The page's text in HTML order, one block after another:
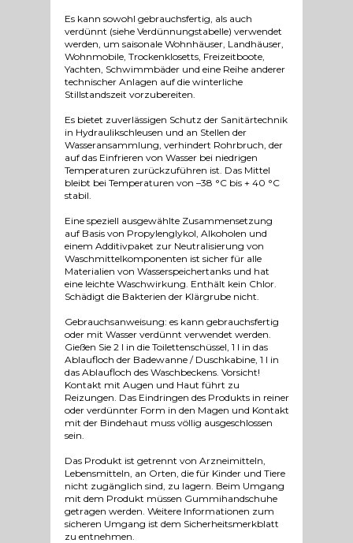
Es kann sowohl gebrauchsfertig, als auch
verdünnt (siehe Verdünnungstabelle) verwendet
werden, um saisonale Wohnhäuser, Landhäuser,
Wohnmobile, Trockenklosetts, Freizeitboote,
Yachten, Schwimmbäder und eine Reihe anderer
technischer Anlagen auf die winterliche
Stillstandszeit vorzubereiten.
Es bietet zuverlässigen Schutz der Sanitärtechnik
in Hydraulikschleusen und an Stellen der
Wasseransammlung, verhindert Rohrbruch, der
auf das Einfrieren von Wasser bei niedrigen
Temperaturen zurückzuführen ist. Das Mittel
bleibt bei Temperaturen von –38 °C bis + 40 °C
stabil.
Eine speziell ausgewählte Zusammensetzung
auf Basis von Propylenglykol, Alkoholen und
einem Additivpaket zur Neutralisierung von
Waschmittelkomponenten ist sicher für alle
Materialien von Wasserspeichertanks und hat
eine leichte Waschwirkung. Enthält kein Chlor.
Schädigt die Bakterien der Klärgrube nicht.
Gebrauchsanweisung: es kann gebrauchsfertig
oder mit Wasser verdünnt verwendet werden.
Gießen Sie 2 l in die Toilettenschüssel, 1 l in das
Ablaufloch der Badewanne / Duschkabine, 1 l in
das Ablaufloch des Waschbeckens. Vorsicht!
Kontakt mit Augen und Haut führt zu
Reizungen. Das Eindringen des Produkts in reiner
oder verdünnter Form in den Magen und Kontakt
mit der Bindehaut muss völlig ausgeschlossen
sein.
Das Produkt ist getrennt von Arzneimitteln,
Lebensmitteln, an Orten, die für Kinder und Tiere
nicht zugänglich sind, zu lagern. Beim Umgang
mit dem Produkt müssen Gummihandschuhe
getragen werden. Weitere Informationen zum
sicheren Umgang ist dem Sicherheitsmerkblatt
zu entnehmen.